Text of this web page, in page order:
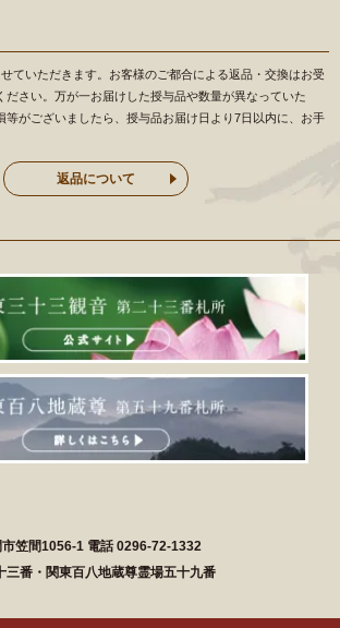
ていただきます。お客様のご都合による返品・交換はお受
ださい。万が一お届けした授与品や数量が異なっていた
等がございましたら、授与品お届け日より7日以内に、お手
返品について
笠間1056-1 電話0296-72-1332
三番・関東百八地蔵尊霊場五十九番